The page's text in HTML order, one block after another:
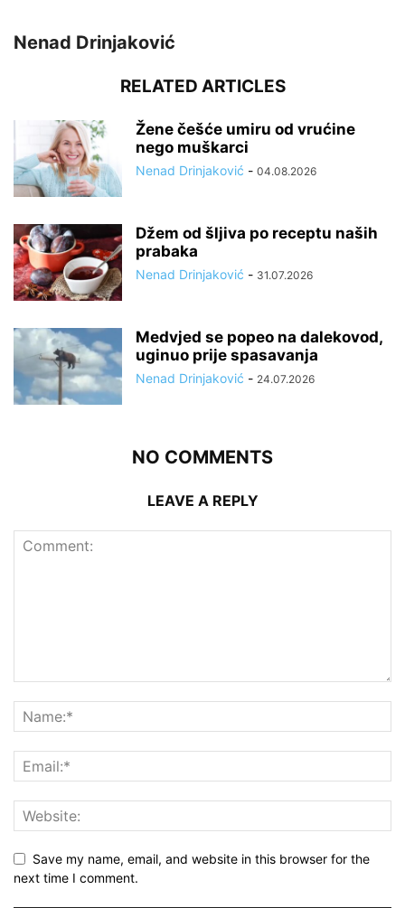
Nenad Drinjaković
RELATED ARTICLES
Žene češće umiru od vrućine
nego muškarci
Nenad Drinjaković - 04.08.2026
Džem od šljiva po receptu naših
prabaka
Nenad Drinjaković - 31.07.2026
Medvjed se popeo na dalekovod,
uginuo prije spasavanja
Nenad Drinjaković - 24.07.2026
NO COMMENTS
LEAVE A REPLY
Save my name, email, and website in this browser for the
next time I comment.